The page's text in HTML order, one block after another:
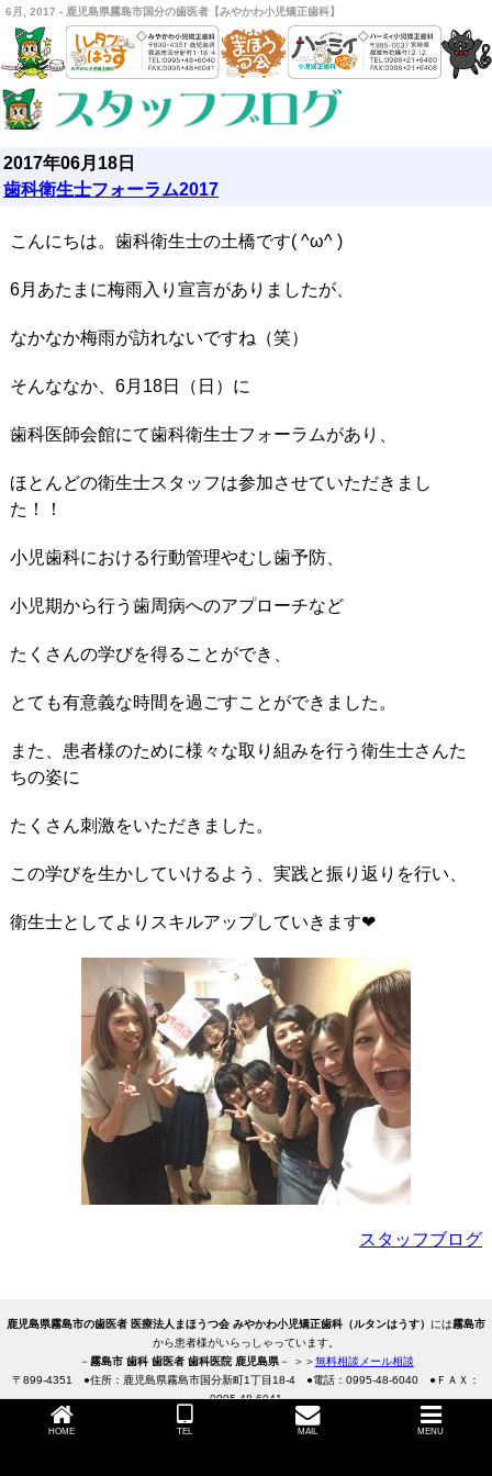
6月, 2017 - 鹿児島県霧島市国分の歯医者【みやかわ小児矯正歯科】
2017年06月18日
歯科衛生士フォーラム2017
こんにちは。歯科衛生士の土橋です( ^ω^ )
6月あたまに梅雨入り宣言がありましたが、
なかなか梅雨が訪れないですね（笑）
そんななか、6月18日（日）に
歯科医師会館にて歯科衛生士フォーラムがあり、
ほとんどの衛生士スタッフは参加させていただきまし
た！！
小児歯科における行動管理やむし歯予防、
小児期から行う歯周病へのアプローチなど
たくさんの学びを得ることができ、
とても有意義な時間を過ごすことができました。
また、患者様のために様々な取り組みを行う衛生士さんた
ちの姿に
たくさん刺激をいただきました。
この学びを生かしていけるよう、実践と振り返りを行い、
衛生士としてよりスキルアップしていきます❤︎
スタッフブログ
鹿児島県霧島市の歯医者 医療法人まほうつ会 みやかわ小児矯正歯科（ルタンはうす） には霧島市
から患者様がいらっしゃっています。
－霧島市 歯科 歯医者 歯科医院 鹿児島県－ ＞＞無料相談メール相談
〒 899-4351 ●住所：鹿児島県霧島市国分新町1丁目18-4 ●電話： 0995-48-6040 ●ＦＡＸ：
0995-48-6041
霧島市 みやかわ小児歯科All Rights Reserved.
HOME TEL MAIL MENU